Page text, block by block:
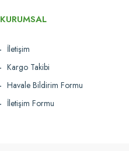
KURUMSAL
İletişim
Kargo Takibi
Havale Bildirim Formu
İletişim Formu